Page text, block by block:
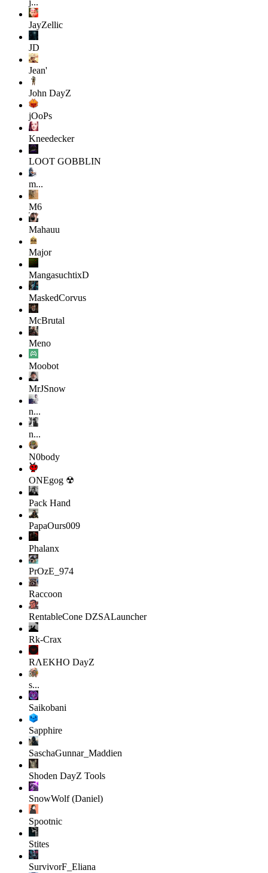
j...
JayZellic
JD
Jean'
John DayZ
jOoPs
Kneedecker
LOOT GOBBLIN
m...
M6
Mahauu
Major
MangasuchtixD
MaskedCorvus
McBrutal
Meno
Moobot
MrJSnow
n...
n...
N0body
ONEgog ☢
Pack Hand
PapaOurs009
Phalanx
PrOzE_974
Raccoon
RentableCone DZSALauncher
Rk-Crax
RΛEKHO DayZ
s...
Saikobani
Sapphire
SaschaGunnar_Maddien
Shoden DayZ Tools
SnowWolf (Daniel)
Spootnic
Stites
SurvivorF_Eliana